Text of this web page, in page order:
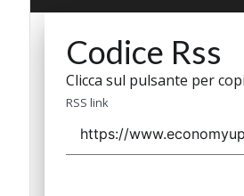
Codice Rss
Clicca sul pulsante per
RSS link